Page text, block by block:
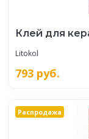
Клей для
Litokol
793 руб.
Распродажа